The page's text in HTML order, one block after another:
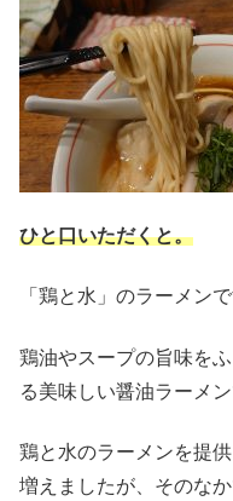
ひと口いただくと。
「鶏と水」のラーメンで
鶏油やスープの旨味を
る美味しい醤油ラーメン
鶏と水のラーメンを提
増えましたが、そのな